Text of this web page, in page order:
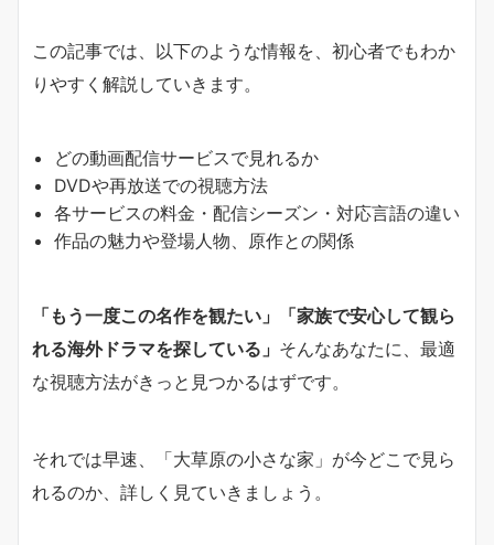
この記事では、以下のような情報を、初心者でもわか
りやすく解説していきます。
どの動画配信サービスで見れるか
DVDや再放送での視聴方法
各サービスの料金・配信シーズン・対応言語の違い
作品の魅力や登場人物、原作との関係
「もう一度この名作を観たい」「家族で安心して観ら
れる海外ドラマを探している」 そんなあなたに、最適
な視聴方法がきっと見つかるはずです。
それでは早速、「大草原の小さな家」が今どこで見ら
れるのか、詳しく見ていきましょう。